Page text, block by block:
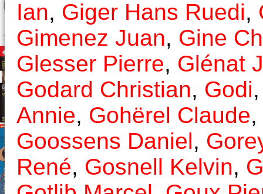
Ian, Giger Hans Ruedi,
Gimenez Juan, Gine
Glesser Pierre, Glénat
Godard Christian, Godi
Annie, Gohërel Claude,
Goossens Daniel,
René, Gosnell Kelvin,